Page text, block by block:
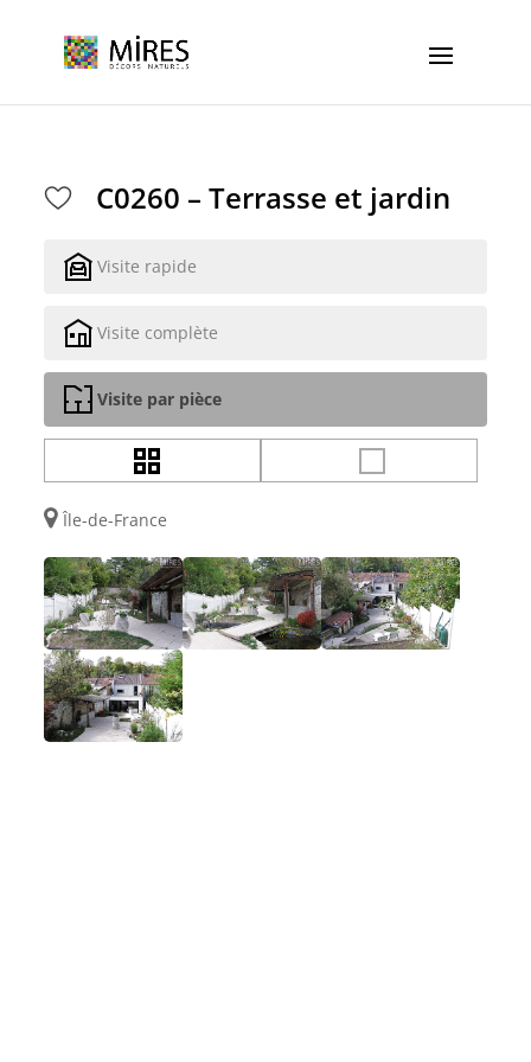
C0260 – Terrasse et jardin
Visite rapide
Visite complète
Visite par pièce
Île-de-France